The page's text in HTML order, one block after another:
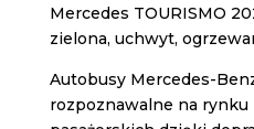
Mercedes TOURISMO
zielona, uchwyt,
Autobusy Mercedes-
rozpoznawalne na